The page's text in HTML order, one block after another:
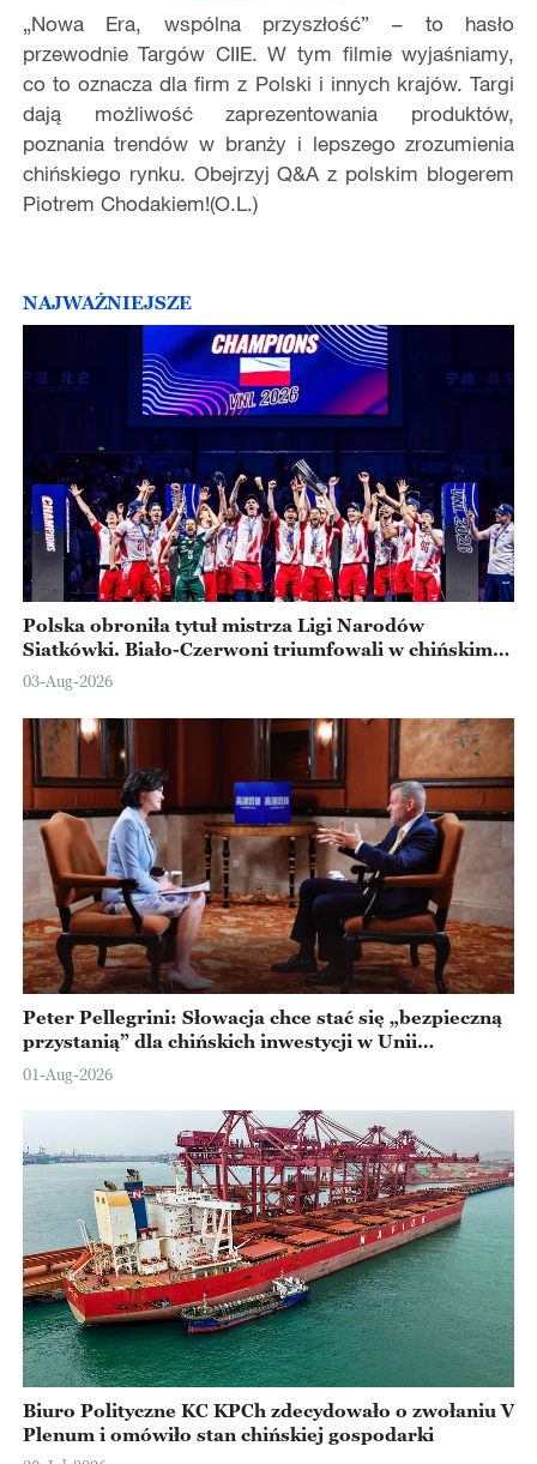
Video
„Nowa Era, wspólna przyszłość” – to hasło
przewodnie Targów CIIE. W tym filmie wyjaśniamy,
co to oznacza dla firm z Polski i innych krajów. Targi
dają możliwość zaprezentowania produktów,
poznania trendów w branży i lepszego zrozumienia
chińskiego rynku. Obejrzyj Q&A z polskim blogerem
Piotrem Chodakiem!(O.L.)
NAJWAŻNIEJSZE
Polska obroniła tytuł mistrza Ligi Narodów
Siatkówki. Biało-Czerwoni triumfowali w chińskim
Ningbo
03-Aug-2026
Peter Pellegrini: Słowacja chce stać się „bezpieczną
przystanią” dla chińskich inwestycji w Unii
Europejskiej
01-Aug-2026
Biuro Polityczne KC KPCh zdecydowało o zwołaniu V
Plenum i omówiło stan chińskiej gospodarki